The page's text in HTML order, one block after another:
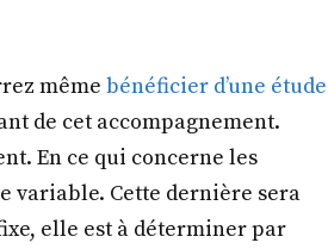
même bénéficier d’une étude
de cet accompagnement.
En ce qui concerne les
variable. Cette dernière sera
elle est à déterminer par